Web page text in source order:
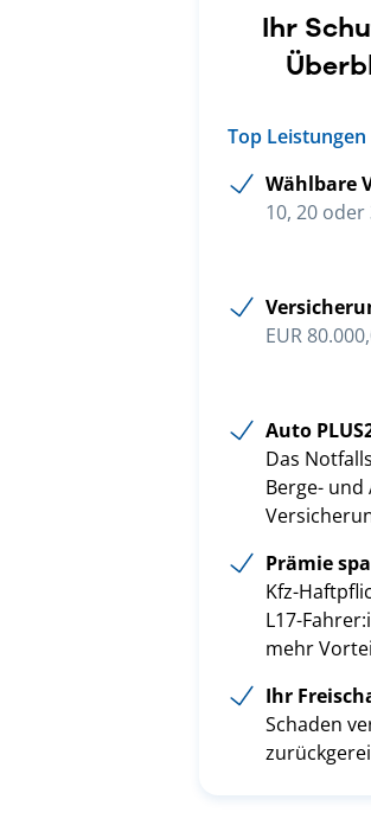
Ihr
Top Leistungen
Wählbare
10, 20
EUR
Auto
Das
Berge- und
Prämie
Kfz-
L17-
mehr
Ihr
Schaden